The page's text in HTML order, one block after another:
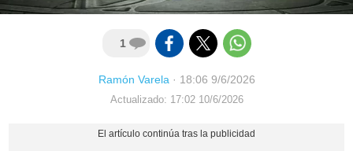
1
Ramón Varela· 18:06 9/6/2026
Actualizado: 17:02 10/6/2026